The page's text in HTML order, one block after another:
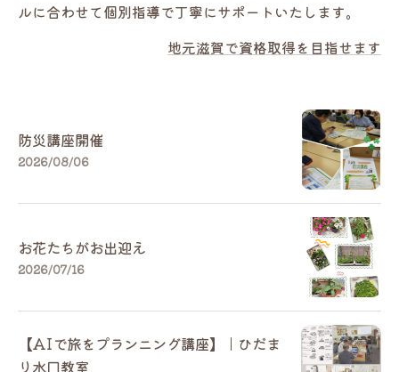
ルに合わせて個別指導で丁寧にサポートいたします。
地元滋賀で資格取得を目指せます
防災講座開催
2026/08/06
お花たちがお出迎え
2026/07/16
【AIで旅をプランニング講座】｜ひだま
り水口教室